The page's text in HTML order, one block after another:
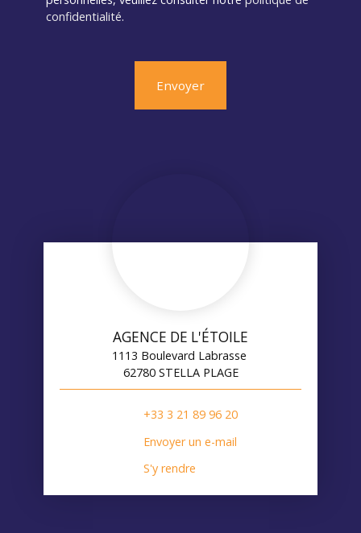
confidentialité.
Envoyer
AGENCE DE L'ÉTOILE
1113 Boulevard Labrasse
62780 STELLA PLAGE
+33 3 21 89 96 20
Envoyer un e-mail
S'y rendre